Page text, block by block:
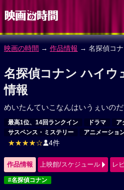
映画の時間 → 作品情報 → 名探偵コ
名探偵コナン ハイウ
情報
めいたんていこなんはいうぇいの
最高1位、14回ランクイン ドラマ
ア
サスペンス・ミステリー
アニメーショ
★★★★☆ 4件
作品情報 上映館/スケジュール レ
#名探偵コナン